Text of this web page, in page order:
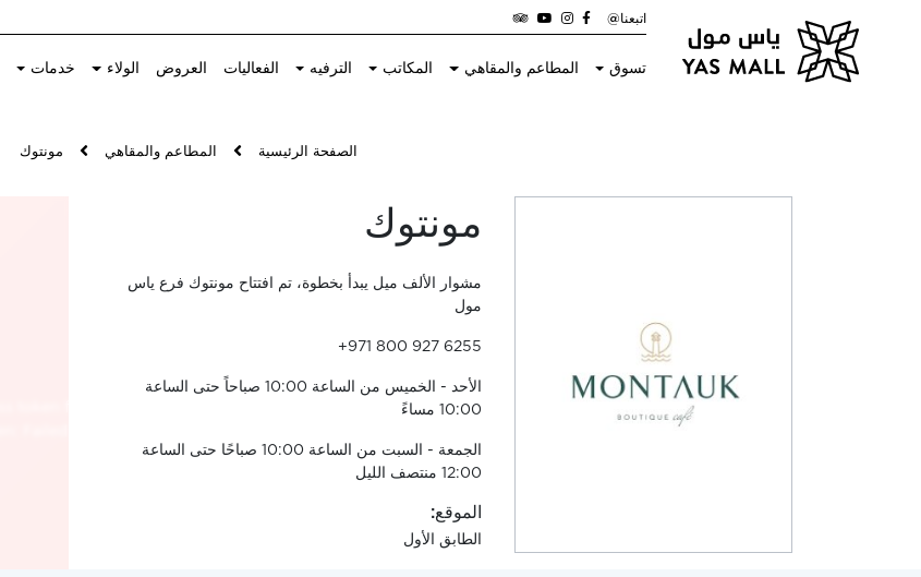
اتبعنا@
تسوق المطاعم والمقاهي المكاتب الترفيه الفعاليات العروض الولاء خدمات
الصفحة الرئيسية المطاعم والمقاهي مونتوك
مونتوك
مشوار الألف ميل يبدأ بخطوة، تم افتتاح مونتوك فرع ياس
مول
+971 800 927 6255
الأحد - الخميس من الساعة 10:00 صباحاً حتى الساعة
10:00 مساءً
الجمعة - السبت من الساعة 10:00 صباحًا حتى الساعة
12:00 منتصف الليل
الموقع:
الطابق الأول